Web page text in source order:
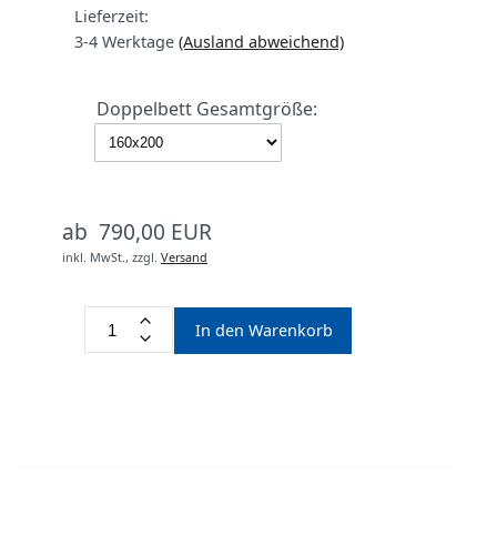
Lieferzeit:
3-4 Werktage (Ausland abweichend)
Doppelbett Gesamtgröße:
ab 790,00 EUR
inkl. MwSt., zzgl. Versand
In den Warenkorb